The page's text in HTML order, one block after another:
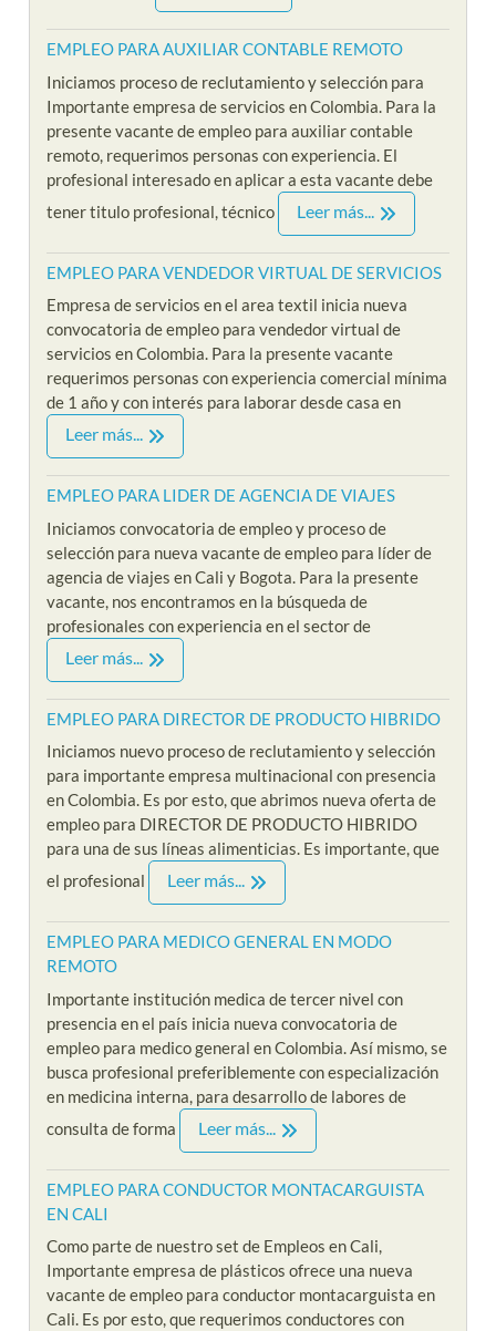
EMPLEO PARA AUXILIAR CONTABLE REMOTO
Iniciamos proceso de reclutamiento y selección para
Importante empresa de servicios en Colombia. Para la
presente vacante de empleo para auxiliar contable
remoto, requerimos personas con experiencia. El
profesional interesado en aplicar a esta vacante debe
tener titulo profesional, técnico
Leer más...
EMPLEO PARA VENDEDOR VIRTUAL DE SERVICIOS
Empresa de servicios en el area textil inicia nueva
convocatoria de empleo para vendedor virtual de
servicios en Colombia. Para la presente vacante
requerimos personas con experiencia comercial mínima
de 1 año y con interés para laborar desde casa en
Leer más...
EMPLEO PARA LIDER DE AGENCIA DE VIAJES
Iniciamos convocatoria de empleo y proceso de
selección para nueva vacante de empleo para líder de
agencia de viajes en Cali y Bogota. Para la presente
vacante, nos encontramos en la búsqueda de
profesionales con experiencia en el sector de
Leer más...
EMPLEO PARA DIRECTOR DE PRODUCTO HIBRIDO
Iniciamos nuevo proceso de reclutamiento y selección
para importante empresa multinacional con presencia
en Colombia. Es por esto, que abrimos nueva oferta de
empleo para DIRECTOR DE PRODUCTO HIBRIDO
para una de sus líneas alimenticias. Es importante, que
el profesional
Leer más...
EMPLEO PARA MEDICO GENERAL EN MODO
REMOTO
Importante institución medica de tercer nivel con
presencia en el país inicia nueva convocatoria de
empleo para medico general en Colombia. Así mismo, se
busca profesional preferiblemente con especialización
en medicina interna, para desarrollo de labores de
consulta de forma
Leer más...
EMPLEO PARA CONDUCTOR MONTACARGUISTA
EN CALI
Como parte de nuestro set de Empleos en Cali,
Importante empresa de plásticos ofrece una nueva
vacante de empleo para conductor montacarguista en
Cali. Es por esto, que requerimos conductores con